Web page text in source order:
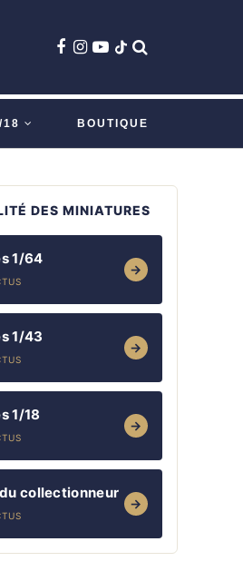
18 BOUTIQUE
DES MINIATURES
1/64
→
1/43
→
1/18
→
du collectionneur
→